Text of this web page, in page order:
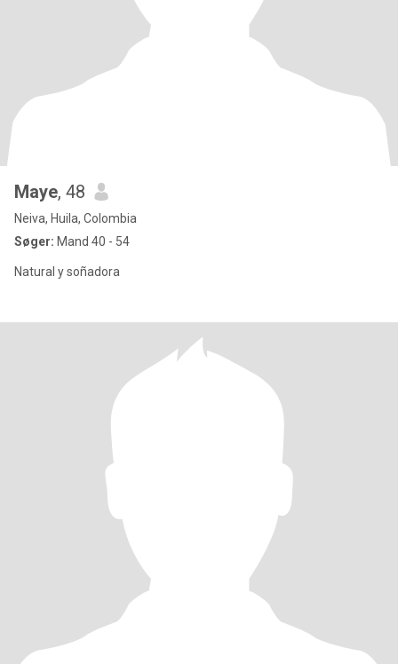
Maye, 48
Neiva, Huila, Colombia
Søger: Mand 40 - 54
Natural y soñadora